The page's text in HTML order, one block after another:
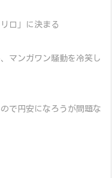
ロ」に決まる
マンガワン騒動を冷笑し
で円安になろうが問題な